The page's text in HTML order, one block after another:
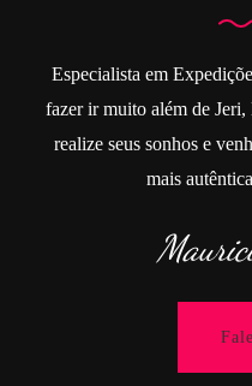
Especialista em
fazer ir muito além de
realize seus sonhos e
mais